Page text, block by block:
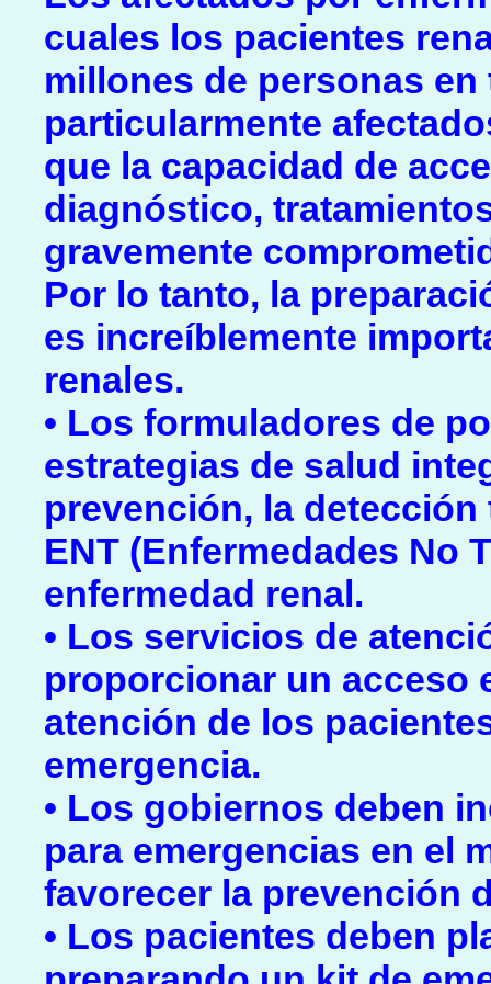
cuales los pacientes
millones de personas
particularmente
que la capacidad de
diagnóstico,
gravemente
Por lo tanto, la
es increíblemente
renales.
• Los formuladores de
estrategias de salud
prevención, la
ENT (Enfermedades No
enfermedad renal.
• Los servicios de
proporcionar un acceso
atención de los
emergencia.
• Los gobiernos deben
para emergencias en el
favorecer la prevención
• Los pacientes deben